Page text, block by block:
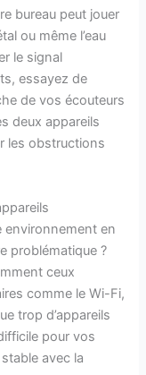
bureau peut jouer
ou même l’eau
le signal
essayez de
de vos écouteurs
deux appareils
les obstructions
environnement en
problématique ?
ceux
comme le Wi-Fi,
trop d’appareils
pour vos
avec la